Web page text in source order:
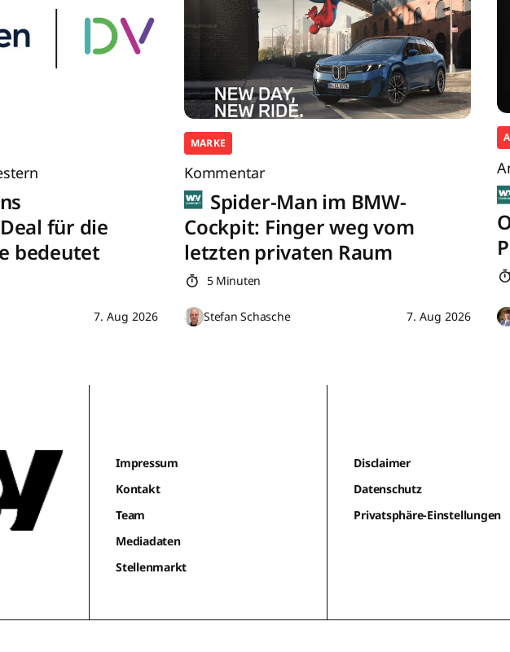
für die
bedeutet
7. Aug 2026
MARKE
Kommentar
Spider-Man im BMW-
Cockpit: Finger weg vom
letzten privaten Raum
5 Minuten
Stefan Schasche 7. Aug 2026
Impressum
Kontakt
Team
Mediadaten
Stellenmarkt
Disclaimer
Datenschutz
Privatsphäre-Einstellungen